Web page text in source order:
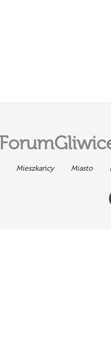
Mieszkańcy Miasto